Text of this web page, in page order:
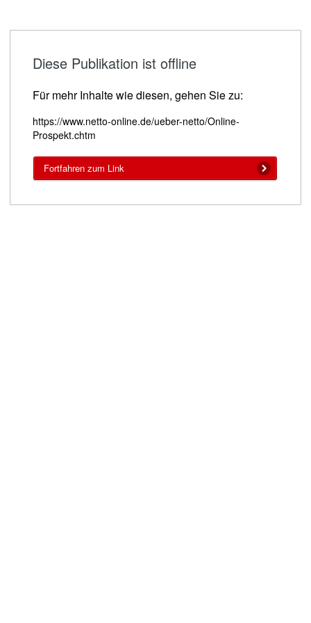
Diese Publikation ist offline
Für mehr Inhalte wie diesen, gehen Sie zu:
https://www.netto-online.de/ueber-netto/Online-
Prospekt.chtm
Fortfahren zum Link